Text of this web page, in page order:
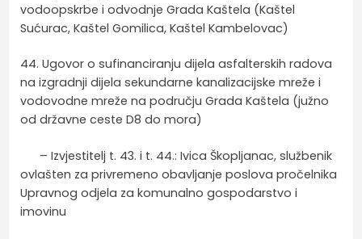
vodoopskrbe i odvodnje Grada Kaštela (Kaštel
Sućurac, Kaštel Gomilica, Kaštel Kambelovac)
44. Ugovor o sufinanciranju dijela asfalterskih radova
na izgradnji dijela sekundarne kanalizacijske mreže i
vodovodne mreže na području Grada Kaštela (južno
od državne ceste D8 do mora)
– Izvjestitelj t. 43. i t. 44.: Ivica Škopljanac, službenik
ovlašten za privremeno obavljanje poslova pročelnika
Upravnog odjela za komunalno gospodarstvo i
imovinu